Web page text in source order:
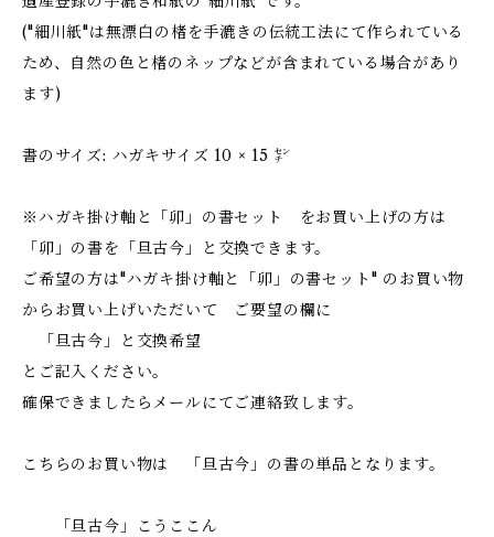
("細川紙"は無漂白の楮を手漉きの伝統工法にて作られている
ため、自然の色と楮のネップなどが含まれている場合があり
ます)
書のサイズ: ハガキサイズ 10 × 15 ㌢
※ハガキ掛け軸と「卯」の書セット をお買い上げの方は
「卯」の書を「旦古今」と交換できます。
ご希望の方は"ハガキ掛け軸と「卯」の書セット" のお買い物
からお買い上げいただいて ご要望の欄に
「旦古今」と交換希望
とご記入ください。
確保できましたらメールにてご連絡致します。
こちらのお買い物は 「旦古今」の書の単品となります。
「旦古今」こうここん